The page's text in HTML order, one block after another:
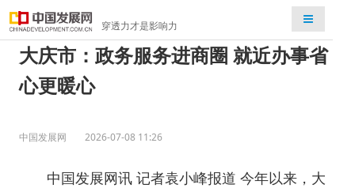
穿透力才是影响力
检索
大庆市：政务服务进商圈 就近办事省
心更暖心
中国发展网 2026-07-08 11:26
中国发展网讯 记者袁小峰报道 今年以来，大